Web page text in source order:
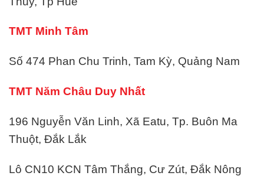
TMT Minh Tâm
Số 474 Phan Chu Trinh, Tam Kỳ, Quảng Nam
TMT Năm Châu Duy Nhất
196 Nguyễn Văn Linh, Xã Eatu, Tp. Buôn Ma
Thuột, Đắk Lắk
Lô CN10 KCN Tâm Thắng, Cư Zút, Đắk Nông